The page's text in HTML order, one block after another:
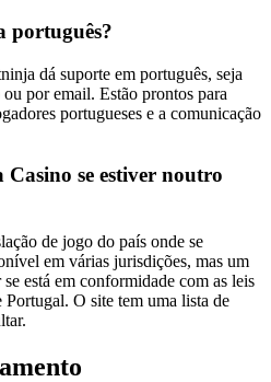
português?
dá suporte em português, seja
por email. Estão prontos para
portugueses e a comunicação
se estiver noutro
de jogo do país onde se
em várias jurisdições, mas um
está em conformidade com as leis
O site tem uma lista de